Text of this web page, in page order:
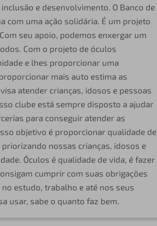
e desenvolvimento. O Banco de
com uma ação solidária. É um projeto
seu apoio, podemos enxergar um
Com o projeto de óculos
e lhes proporcionar uma
mais auto estima as
atender crianças, idosos e pessoas
clube está sempre disposto a ajudar
para conseguir atender as
objetivo é proporcionar qualidade de
nossas crianças, idosos e
Óculos é qualidade de vida, é fazer
cumprir com suas obrigações
estudo, trabalho e até nos seus
usar, sabe o quanto faz bem.